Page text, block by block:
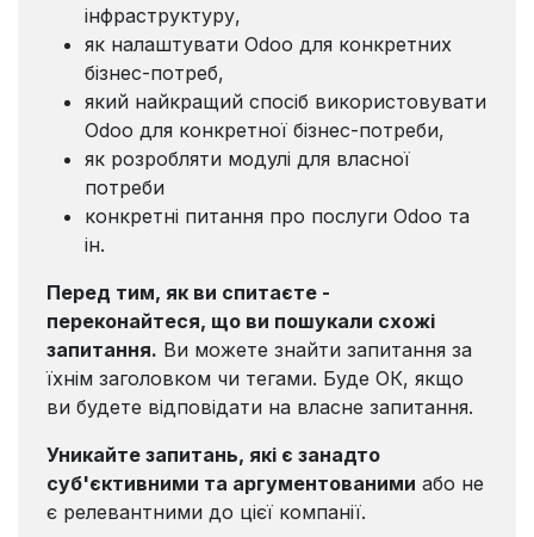
інфраструктуру,
як налаштувати Odoo для конкретних
бізнес-потреб,
який найкращий спосіб використовувати
Odoo для конкретної бізнес-потреби,
як розробляти модулі для власної
потреби
конкретні питання про послуги Odoo та
ін.
Перед тим, як ви спитаєте -
переконайтеся, що ви пошукали схожі
запитання. Ви можете знайти запитання за
їхнім заголовком чи тегами. Буде ОК, якщо
ви будете відповідати на власне запитання.
Уникайте запитань, які є занадто
суб'єктивними та аргументованими або не
є релевантними до цієї компанії.